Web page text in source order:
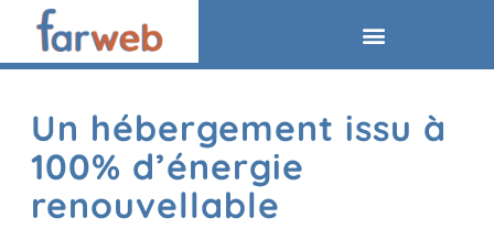
Un hébergement issu à
100% d’énergie
renouvellable